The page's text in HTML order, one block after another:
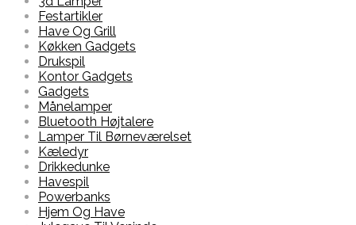
Festartikler
Have Og Grill
Køkken Gadgets
Drukspil
Kontor Gadgets
Gadgets
Månelamper
Bluetooth Højtalere
Lamper Til Børneværelset
Kæledyr
Drikkedunke
Havespil
Powerbanks
Hjem Og Have